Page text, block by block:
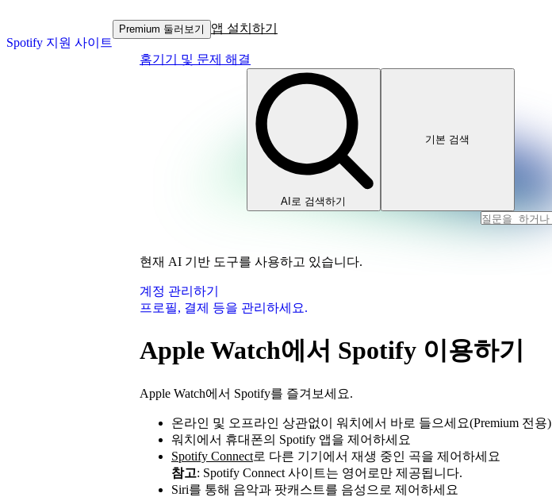
Spotify 지원 사이트
Premium 둘러보기 앱 설치하기
홈기기 및 문제 해결
AI로 검색하기
기본 검색
현재 AI 기반 도구를 사용하고 있습니다.
계정 관리하기
프로필, 결제 등을 관리하세요.
Apple Watch에서 Spotify 이용하기
Apple Watch에서 Spotify를 즐겨보세요.
온라인 및 오프라인 상관없이 워치에서 바로 들으세요(Premium 전용)
워치에서 휴대폰의 Spotify 앱을 제어하세요
Spotify Connect로 다른 기기에서 재생 중인 곡을 제어하세요
참고: Spotify Connect 사이트는 영어로만 제공됩니다.
Siri를 통해 음악과 팟캐스트를 음성으로 제어하세요